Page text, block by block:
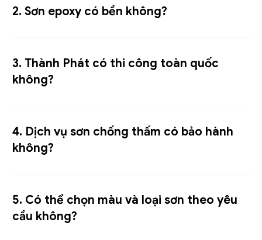
2. Sơn epoxy có bền không?
3. Thành Phát có thi công toàn quốc
không?
4. Dịch vụ sơn chống thấm có bảo hành
không?
5. Có thể chọn màu và loại sơn theo yêu
cầu không?